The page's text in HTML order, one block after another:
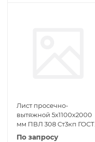
Лист просечно-
вытяжной 5х1100х2000
мм ПВЛ 308 Ст3кп ГОСТ
8706-78
По запросу